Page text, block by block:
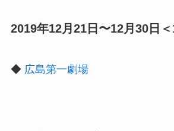
2019年12月21日〜12月30日＜
◆ 広島第一劇場